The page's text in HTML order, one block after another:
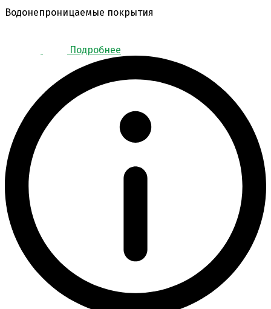
Водонепроницаемые покрытия
Подробнее